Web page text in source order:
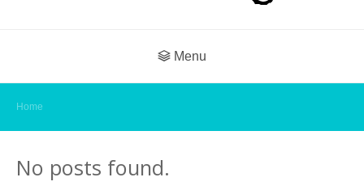
Menu
Home
No posts found.